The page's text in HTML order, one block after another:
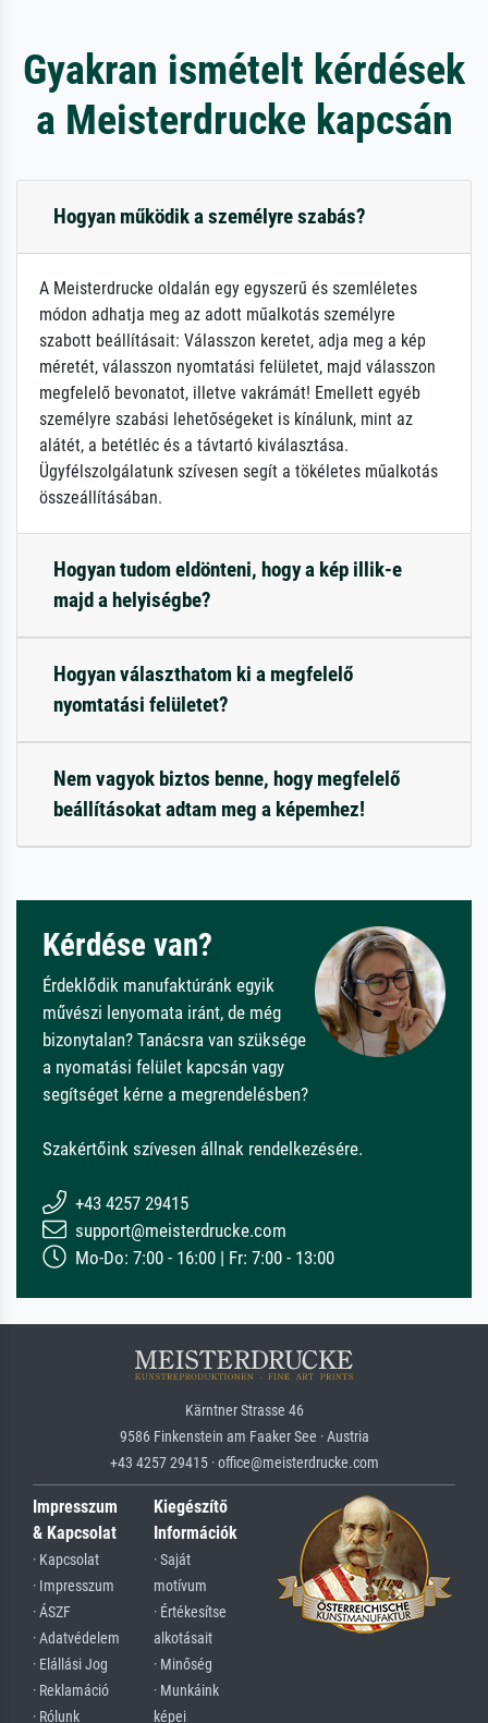
Gyakran ismételt kérdések
a Meisterdrucke kapcsán
Hogyan működik a személyre szabás?
A Meisterdrucke oldalán egy egyszerű és szemléletes
módon adhatja meg az adott műalkotás személyre
szabott beállításait: Válasszon keretet, adja meg a kép
méretét, válasszon nyomtatási felületet, majd válasszon
megfelelő bevonatot, illetve vakrámát! Emellett egyéb
személyre szabási lehetőségeket is kínálunk, mint az
alátét, a betétléc és a távtartó kiválasztása.
Ügyfélszolgálatunk szívesen segít a tökéletes műalkotás
összeállításában.
Hogyan tudom eldönteni, hogy a kép illik-e
majd a helyiségbe?
Hogyan választhatom ki a megfelelő
nyomtatási felületet?
Nem vagyok biztos benne, hogy megfelelő
beállításokat adtam meg a képemhez!
Kérdése van?
Érdeklődik manufaktúránk egyik
művészi lenyomata iránt, de még
bizonytalan? Tanácsra van szüksége
a nyomatási felület kapcsán vagy
segítséget kérne a megrendelésben?
Szakértőink szívesen állnak rendelkezésére.
+43 4257 29415
support@meisterdrucke.com
Mo-Do: 7:00 - 16:00 | Fr: 7:00 - 13:00
Kärntner Strasse 46
9586 Finkenstein am Faaker See · Austria
+43 4257 29415 · office@meisterdrucke.com
Impresszum
& Kapcsolat
· Kapcsolat
· Impresszum
· ÁSZF
· Adatvédelem
· Elállási Jog
· Reklamáció
· Rólunk
Kiegészítő
Információk
· Saját
motívum
· Értékesítse
alkotásait
· Minőség
· Munkáink
képei